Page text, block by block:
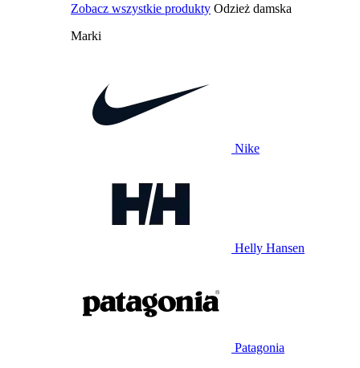
Zobacz wszystkie produkty Odzież damska
Marki
Nike
Helly Hansen
Patagonia